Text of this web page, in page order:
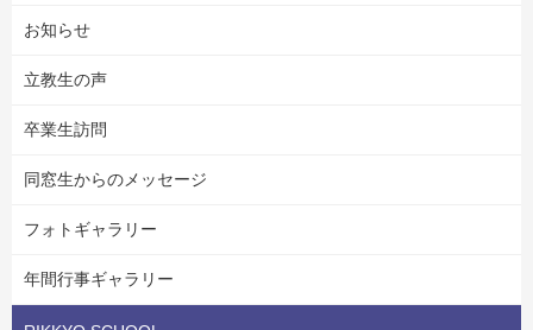
お知らせ
立教生の声
卒業生訪問
同窓生からのメッセージ
フォトギャラリー
年間行事ギャラリー